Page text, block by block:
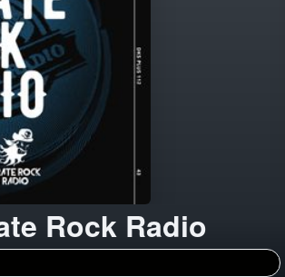
Rock Radio